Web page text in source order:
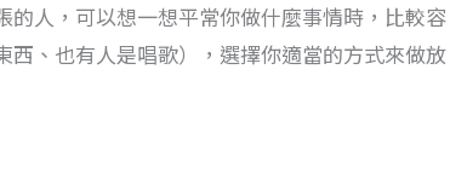
人，可以想一想平常你做什麼事情時，比較容
、也有人是唱歌），選擇你適當的方式來做放